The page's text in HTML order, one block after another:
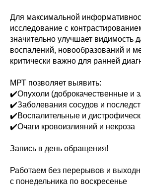
Для максимальной
исследование с
значительно улучшает видимость
воспалений, новообразований и
критически важно для ранней
МРТ позволяет выявить:
✔️Опухоли (доброкачественные и
✔️Заболевания сосудов и
✔️Воспалительные и
✔️Очаги кровоизлияний и некроза
Запись в день обращения!
Работаем без перерывов и
с понедельника по воскресенье